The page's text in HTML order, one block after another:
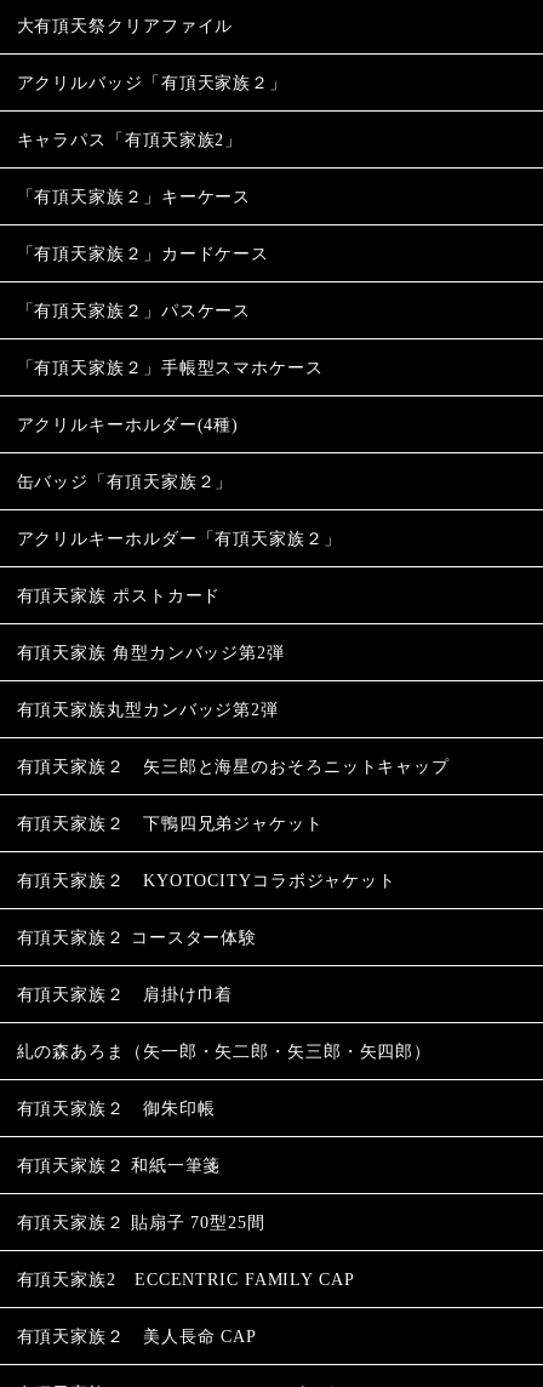
大有頂天祭クリアファイル
アクリルバッジ「有頂天家族２」
キャラパス「有頂天家族2」
「有頂天家族２」キーケース
「有頂天家族２」カードケース
「有頂天家族２」パスケース
「有頂天家族２」手帳型スマホケース
アクリルキーホルダー(4種)
缶バッジ「有頂天家族２」
アクリルキーホルダー「有頂天家族２」
有頂天家族 ポストカード
有頂天家族 角型カンバッジ第2弾
有頂天家族丸型カンバッジ第2弾
有頂天家族２ 矢三郎と海星のおそろニットキャップ
有頂天家族２ 下鴨四兄弟ジャケット
有頂天家族２ KYOTOCITYコラボジャケット
有頂天家族２ コースター体験
有頂天家族２ 肩掛け巾着
糺の森あろま（矢一郎・矢二郎・矢三郎・矢四郎）
有頂天家族２ 御朱印帳
有頂天家族２ 和紙一筆箋
有頂天家族２ 貼扇子 70型25間
有頂天家族2 ECCENTRIC FAMILY CAP
有頂天家族２ 美人長命 CAP